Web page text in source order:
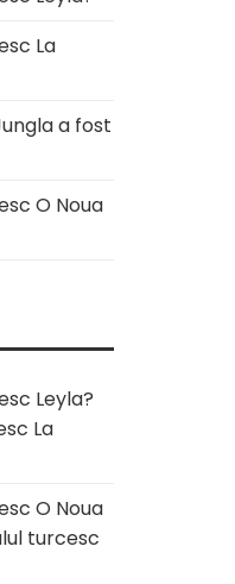
La
a fost
O Noua
Leyla?
La
O Noua
turcesc